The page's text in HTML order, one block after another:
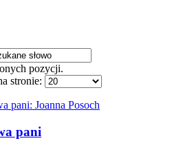
pozycji.
stronie:
pani